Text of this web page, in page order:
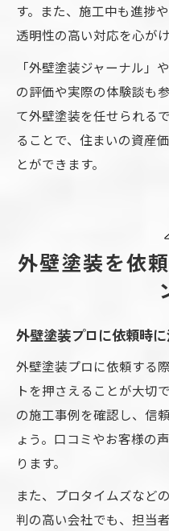
す。また、施工中も進捗
透明性の高い対応を心がけ
「外壁塗装ジャーナル」
の評価や実際の体験談も
て外壁塗装を任せられる
ることで、住まいの資産
とができます。
外壁塗装を依
外壁塗装プロに依頼時
外壁塗装プロに依頼する
トを押さえることが大切
の施工事例を確認し、信
ょう。口コミやお客様の
ります。
また、プロタイムズなど
判の高い会社でも、担当